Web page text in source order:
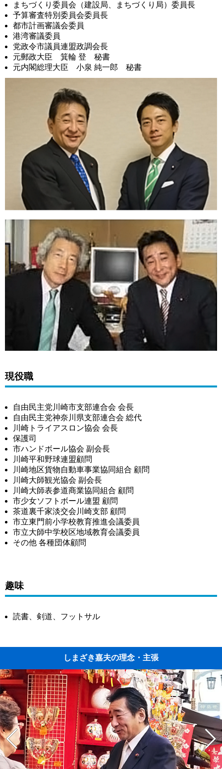
まちづくり委員会（建設局、まちづくり局）委員長
予算審査特別委員会委員長
都市計画審議会委員
港湾審議委員
党政令市議員連盟政調会長
元郵政大臣 箕輪 登 秘書
元内閣総理大臣 小泉 純一郎 秘書
現役職
自由民主党川崎市支部連合会 会長
自由民主党神奈川県支部連合会 総代
川崎トライアスロン協会 会長
保護司
市ハンドボール協会 副会長
川崎平和野球連盟顧問
川崎地区貨物自動車事業協同組合 顧問
川崎大師観光協会 副会長
川崎大師表参道商業協同組合 顧問
市少女ソフトボール連盟 顧問
茶道裏千家淡交会川崎支部 顧問
市立東門前小学校教育推進会議委員
市立大師中学校区地域教育会議委員
その他 各種団体顧問
趣味
読書、剣道、フットサル
しまざき嘉夫の理念・主張